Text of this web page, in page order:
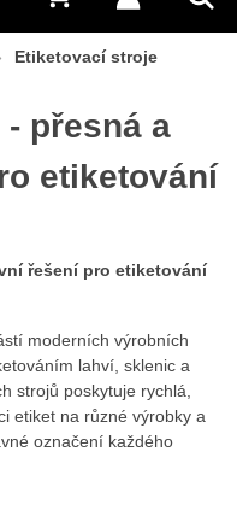
Přihlásit se
0 Kč
Etiketovací stroje
přesná a
etiketování
řešení pro etiketování
moderních výrobních
lahví, sklenic a
strojů poskytuje rychlá,
etiket na různé výrobky a
označení každého